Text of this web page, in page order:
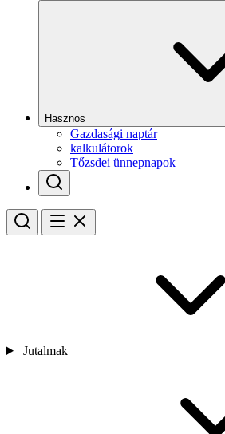
Hasznos
Gazdasági naptár
kalkulátorok
Tőzsdei ünnepnapok
Jutalmak